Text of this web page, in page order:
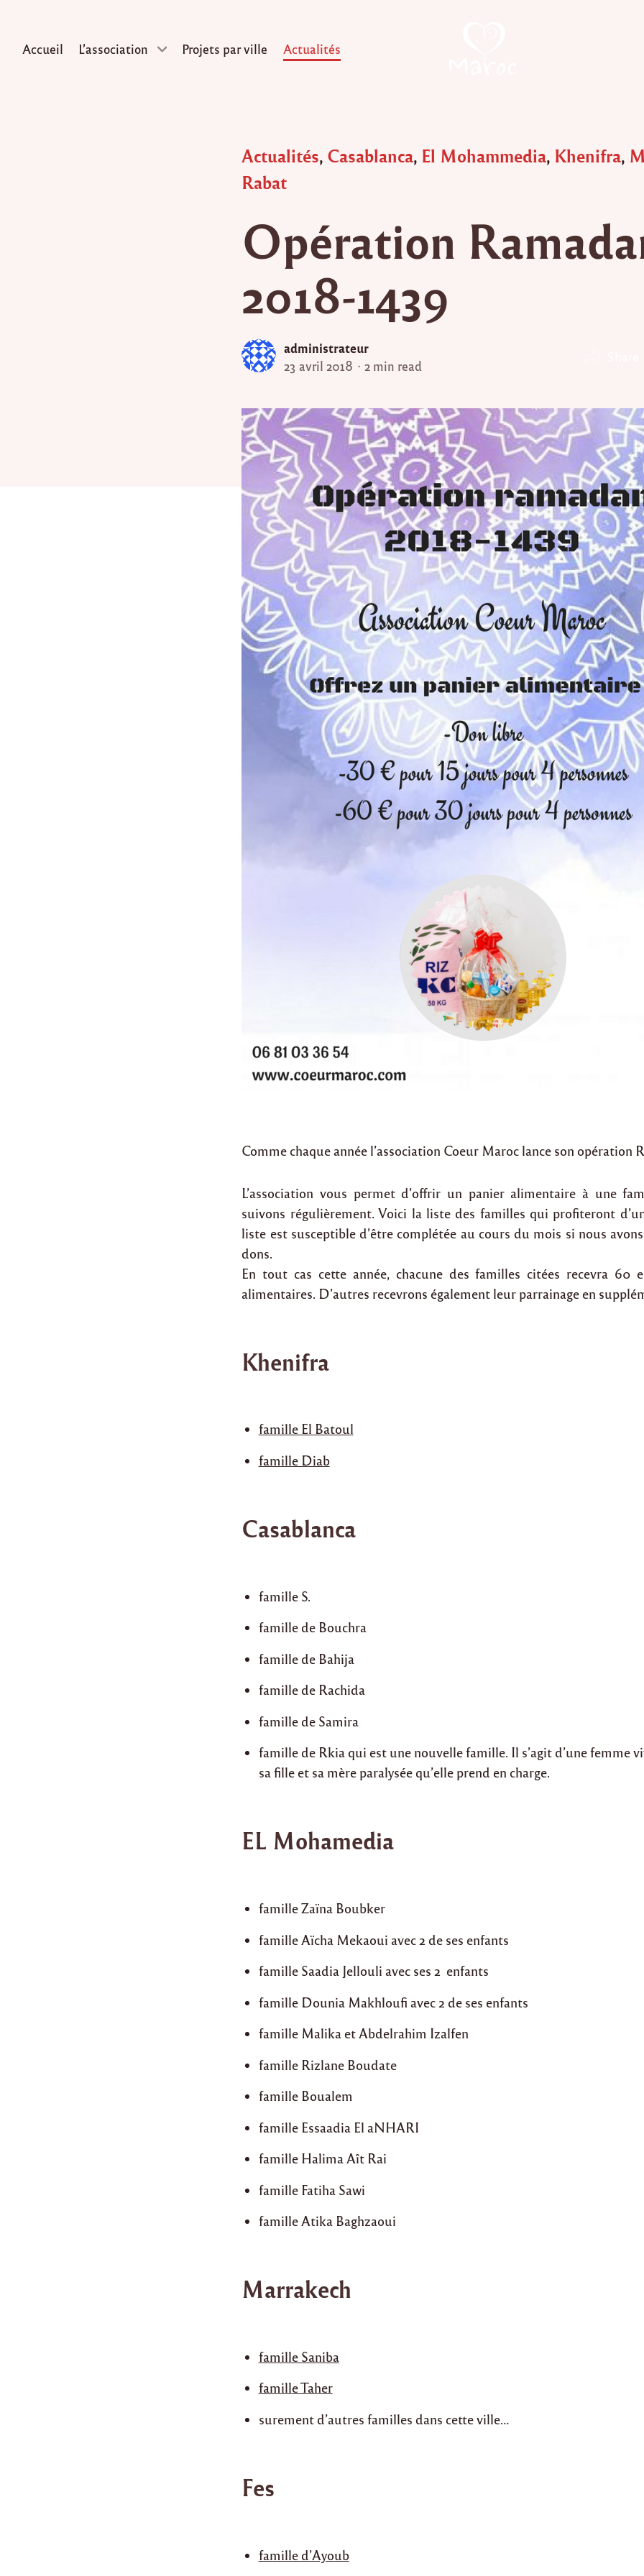
Accueil L’association Projets par ville Actualités
Posted
in
Actualités, Casablanca, El Mohammedia, Khenifra,
Rabat
Opération
2018-1439
administrateur
23 avril 2018 2 min read
Comme chaque année l’association Coeur Maroc lance son opération
L’association vous permet d’offrir un panier alimentaire à une
suivons régulièrement. Voici la liste des familles qui profiteront
liste est susceptible d’être complétée au cours du mois si nous
dons.
En tout cas cette année, chacune des familles citées recevra 60
alimentaires. D’autres recevrons également leur parrainage en
Khenifra
famille El Batoul
famille Diab
Casablanca
famille S.
famille de Bouchra
famille de Bahija
famille de Rachida
famille de Samira
famille de Rkia qui est une nouvelle famille. Il s’agit d’une femme
sa fille et sa mère paralysée qu’elle prend en charge.
EL Mohamedia
famille Zaïna Boubker
famille Aïcha Mekaoui avec 2 de ses enfants
famille Saadia Jellouli avec ses 2 enfants
famille Dounia Makhloufi avec 2 de ses enfants
famille Malika et Abdelrahim Izalfen
famille Rizlane Boudate
famille Boualem
famille Essaadia El aNHARI
famille Halima Aît Rai
famille Fatiha Sawi
famille Atika Baghzaoui
Marrakech
famille Saniba
famille Taher
surement d’autres familles dans cette ville…
Fes
famille d’Ayoub